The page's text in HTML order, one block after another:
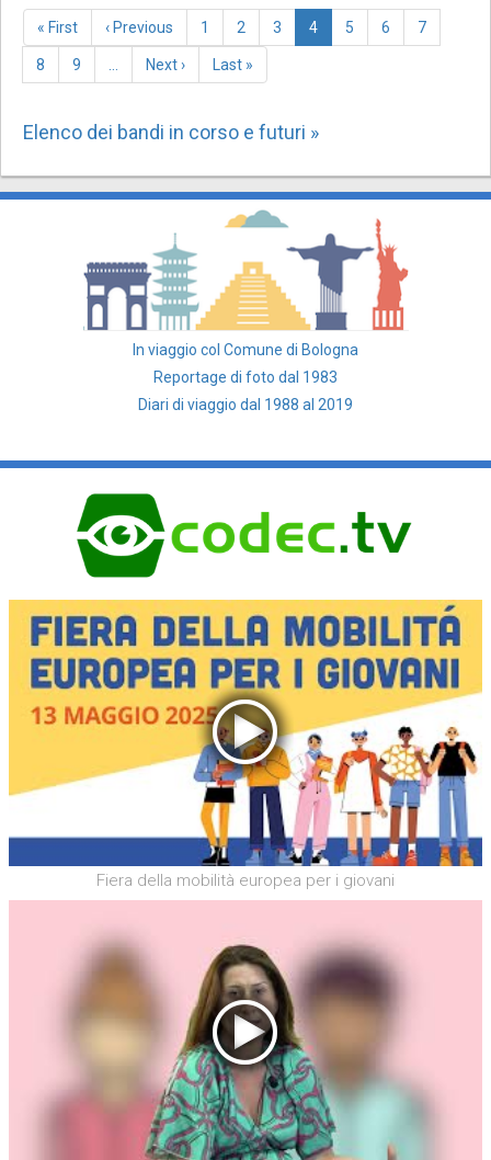
Paginazione
Prima
pagina
« First
Pagina
precedente
‹ Previous Page
1 Page
2 Page
3
Pagina
attuale
4 Page
5 Page
6 Page
7
Page
8 Page
9
Pagina
successiva
Next ›
Last
page
Last »
Elenco dei bandi in corso e futuri »
In viaggio col Comune di Bologna
Reportage di foto dal 1983
Diari di viaggio dal 1988 al 2019
Fiera della mobilità europea per i giovani